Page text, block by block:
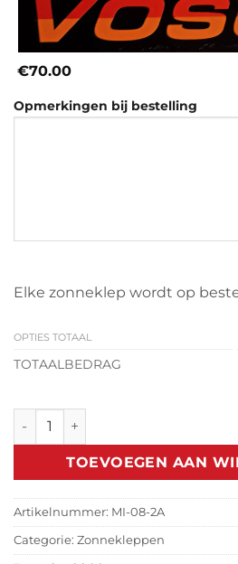
€70.00
Opmerkingen bij bestelling
Elke zonneklep wordt op
OPTIES TOTAAL
TOTAALBEDRAG
Zonneklep Mitsubishi Pajero MK4
TOEVOEGEN AAN
Artikelnummer: MI-08-2A
Categorie: Zonnekleppen